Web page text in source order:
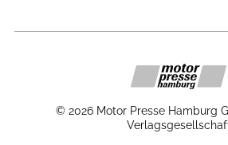
© 2026 Motor Presse Hamburg